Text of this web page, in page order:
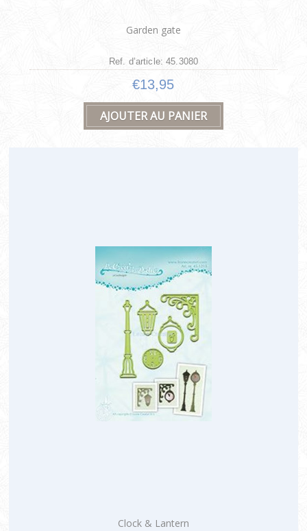
Garden gate
Ref. d’article: 45.3080
€13,95
Clock & Lantern